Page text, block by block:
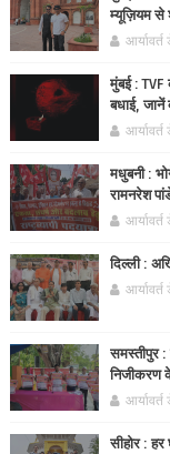
म्यूज़ियम
मुंबई : TVF
बधाई, जानें
मधुबनी :
रामनरेश
दिल्ली :
समस्तीपुर :
निजीकरण
सीहोर :